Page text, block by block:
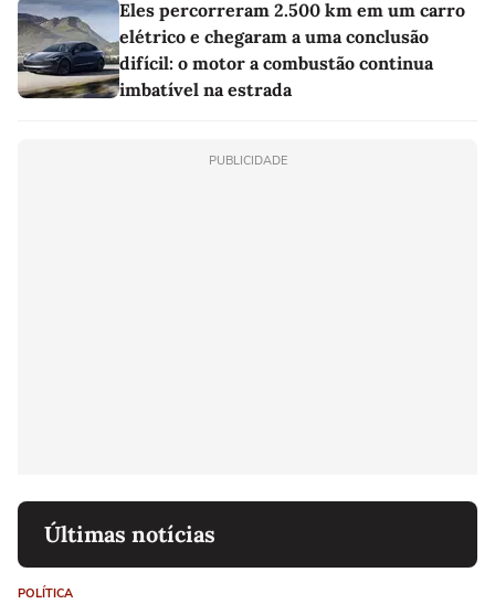
Eles percorreram 2.500 km em um carro
elétrico e chegaram a uma conclusão
difícil: o motor a combustão continua
imbatível na estrada
PUBLICIDADE
Últimas notícias
POLÍTICA